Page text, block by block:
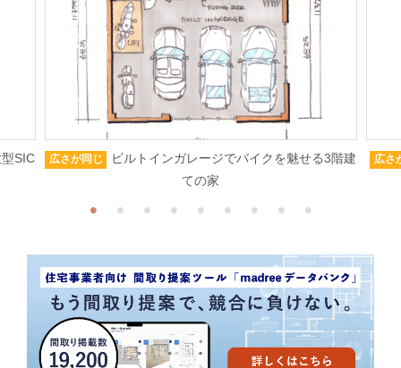
SIC 広さが同じ
ビルトインガレージでバイクを魅せる3階建
ての家
広さ